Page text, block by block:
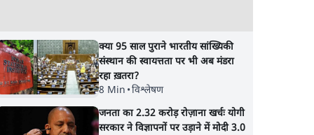
क्या 95 साल पुराने भारतीय सांख्यिकी
संस्थान की स्वायत्तता पर भी अब मंडरा
रहा ख़तरा?
8 Min •विश्लेषण
जनता का 2.32 करोड़ रोज़ाना खर्चः योगी
सरकार ने विज्ञापनों पर उड़ाने में मोदी 3.0